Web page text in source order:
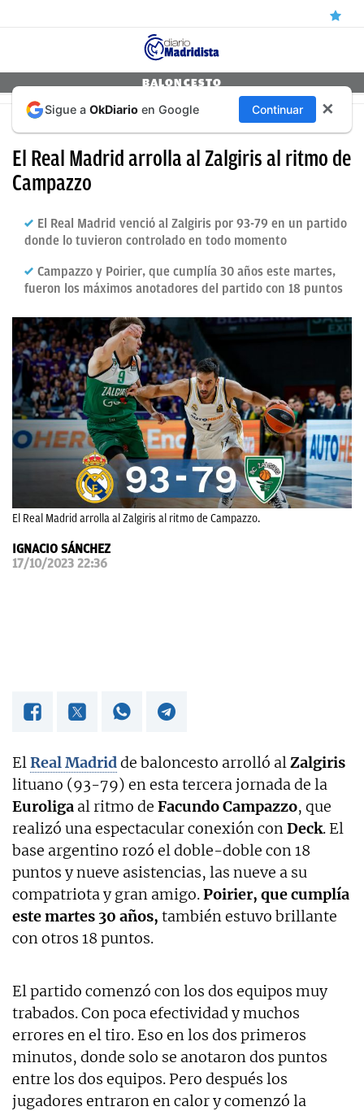
NOTICIAS
CANTERA
FICHAJES
DIRECTO
FEMENINO
PAPARAZZI
OKDIARIO
BALONCESTO
EUROLIGA: REAL MADRID-ZALGIRIS
El Real Madrid arrolla al Zalgiris al ritmo de
Campazzo
El Real Madrid venció al Zalgiris por 93-79 en un partido
donde lo tuvieron controlado en todo momento
Campazzo y Poirier, que cumplía 30 años este martes,
fueron los máximos anotadores del partido con 18 puntos
El Real Madrid arrolla al Zalgiris al ritmo de Campazzo.
IGNACIO SÁNCHEZ
17/10/2023 22:36
ElReal Madridde baloncesto arrolló alZalgiris
lituano (93-79) en esta tercera jornada de la
Euroliga al ritmo de Facundo Campazzo, que
realizó una espectacular conexión conDeck. El
base argentino rozó el doble-doble con 18
puntos y nueve asistencias, las nueve a su
compatriota y gran amigo.Poirier, que cumplía
este martes 30 años, también estuvo brillante
con otros 18 puntos.
El partido comenzó con los dos equipos muy
trabados. Con poca efectividad y muchos
errores en el tiro. Eso en los dos primeros
minutos, donde solo se anotaron dos puntos
entre los dos equipos. Pero después los
jugadores entraron en calor y comenzó la
Sigue a OkDiario en Google Continuar ✕